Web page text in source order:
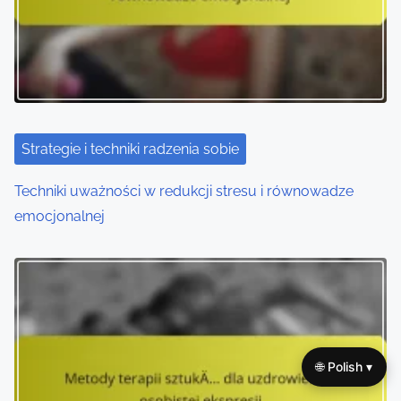
a
t
i
oStrategie i techniki radzenia sobie
Techniki uważności w redukcji stresu i równowadze
emocjonalnej
🌐 Polish ▾